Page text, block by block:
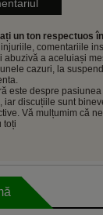
un ton respectuos
comentariile
abuzivă a aceluiași
cazuri, la
este despre
iar discuțiile sunt
Vă mulțumim că
toți